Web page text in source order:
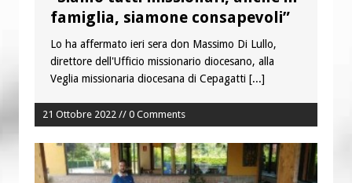
Fine vita: la Chiesa Cattolica inglese si
mobilita contro il suicidio assistito
famiglia, siamone consapevoli”
Lo ha affermato ieri sera don Massimo Di Lullo,
direttore dell'Ufficio missionario diocesano, alla
Veglia missionaria diocesana di Cepagatti [...]
21 Ottobre 2022 // 0 Comments